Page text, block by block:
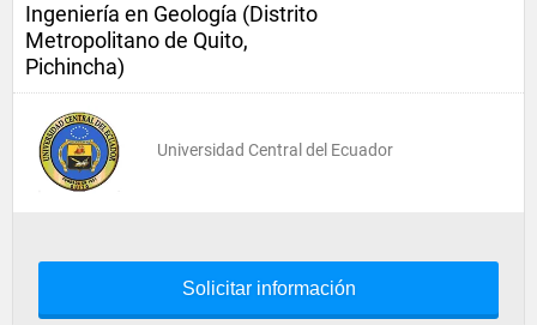
Ingeniería en Geología (Distrito
Metropolitano de Quito,
Pichincha)
Universidad Central del Ecuador
Solicitar información